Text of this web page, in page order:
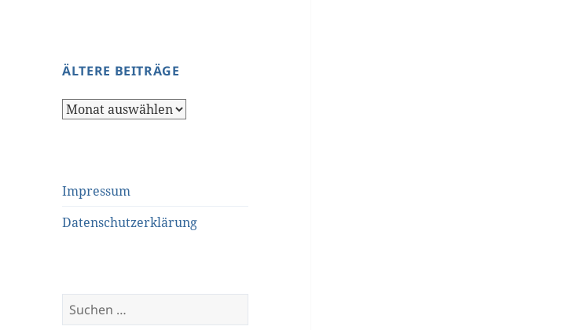
ÄLTERE BEITRÄGE
Ältere
Impressum
Datenschutzerklärung
Suchen
nach: